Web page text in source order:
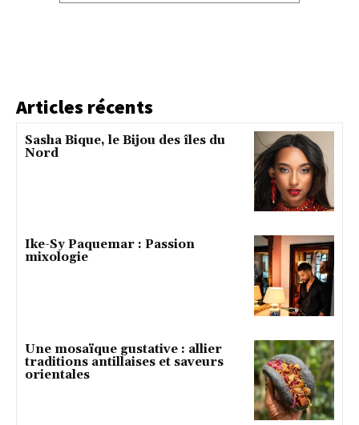
Articles récents
Sasha Bique, le Bijou des îles du
Nord
Ike-Sy Paquemar : Passion
mixologie
Une mosaïque gustative : allier
traditions antillaises et saveurs
orientales